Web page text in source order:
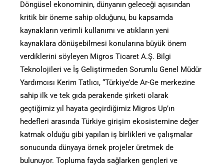
Döngüsel ekonominin, dünyanın geleceği açısından
kritik bir öneme sahip olduğunu, bu kapsamda
kaynakların verimli kullanımı ve atıkların yeni
kaynaklara dönüşebilmesi konularına büyük önem
verdiklerini söyleyen Migros Ticaret A.Ş. Bilgi
Teknolojileri ve İş Geliştirmeden Sorumlu Genel Müdür
Yardımcısı Kerim Tatlıcı, “Türkiye’de Ar-Ge merkezine
sahip ilk ve tek gıda perakende şirketi olarak
geçtiğimiz yıl hayata geçirdiğimiz Migros Up’ın
hedefleri arasında Türkiye girişim ekosistemine değer
katmak olduğu gibi yapılan iş birlikleri ve çalışmalar
sonucunda dünyaya örnek projeler üretmek de
bulunuyor. Topluma fayda sağlarken gençleri ve